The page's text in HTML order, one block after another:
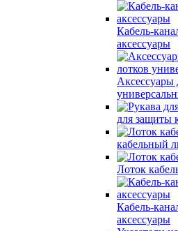
Кабель-
аксессуары
Аксессуары
для защиты
кабельный
Лоток
Кабель-
аксессуары